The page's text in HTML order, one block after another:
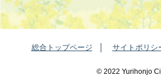
総合トップページ サイトポリシ
©️ 2022 Yurihonjo